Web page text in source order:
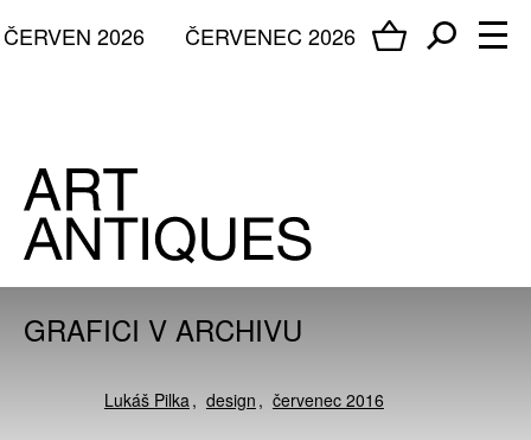
ČERVENEC 2026
ČERVEN 2026
GRAFICI V ARCHIVU
Lukáš Pilka design červenec 2016